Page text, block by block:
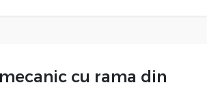
cu rama din